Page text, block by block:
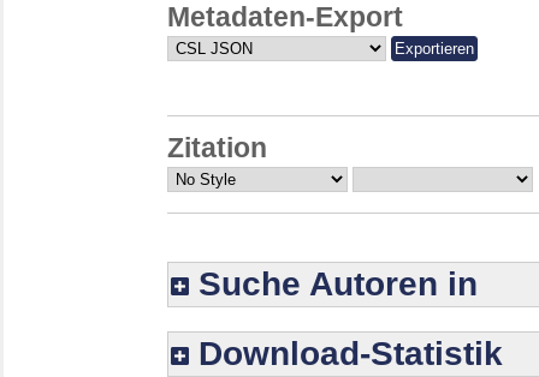
Metadaten-Export
Zitation
Suche Autoren in
Download-Statistik